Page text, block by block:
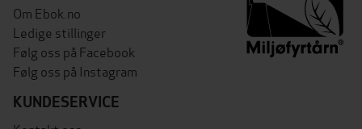
Om Ebok.no
Ledige stillinger
Følg oss på Facebook
Følg oss på Instagram
KUNDESERVICE